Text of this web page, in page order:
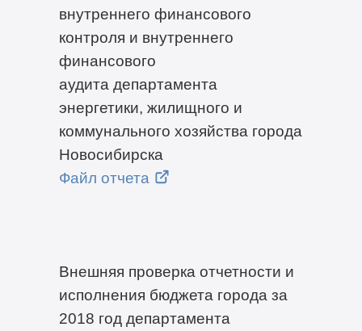
внутреннего финансового
контроля и внутреннего
финансового
аудита департамента
энергетики, жилищного и
коммунального хозяйства города
Новосибирска
Файл отчета
Внешняя проверка отчетности и
исполнения бюджета города за
2018 год департамента